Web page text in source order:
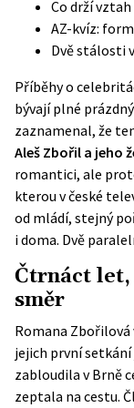
Co drží
AZ-kvíz:
Dvě stálosti
Příběhy o
bývají plné
zaznamenal, že
Aleš Zbořil a jeho
romantici, ale
kterou v české
od mládí, stejný
i doma. Dvě
Čtrnáct let,
směr
Romana
jejich první
zabloudila v Brně
zeptala na cestu.